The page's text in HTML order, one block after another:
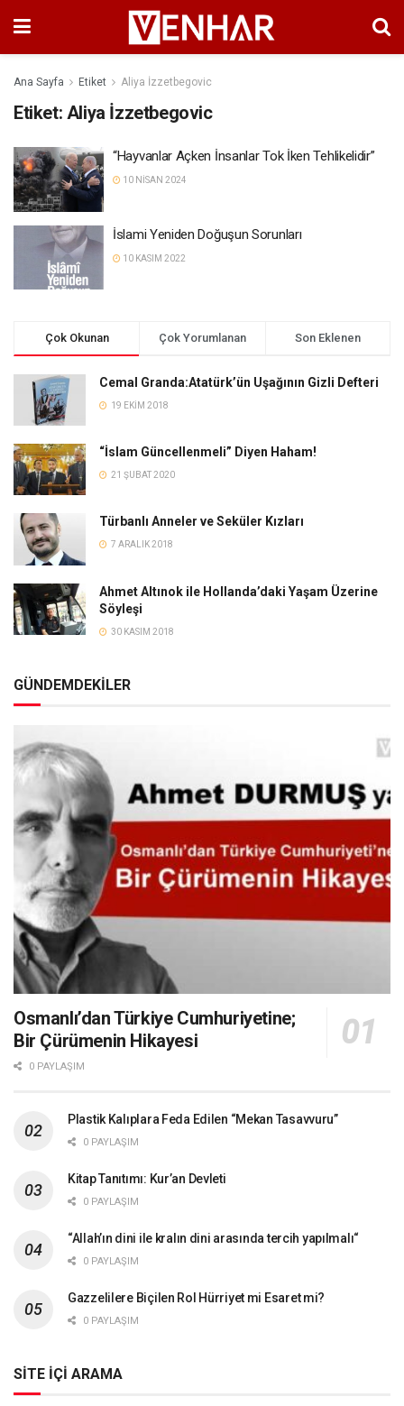
Ana Sayfa Etiket Aliya İzzetbegovic
Etiket: Aliya İzzetbegovic
“Hayvanlar Açken İnsanlar Tok İken Tehlikelidir”
10 NISAN 2024
İslami Yeniden Doğuşun Sorunları
10 KASIM 2022
Çok Okunan Çok Yorumlanan Son Eklenen
Cemal Granda:Atatürk’ün Uşağının Gizli Defteri
19 EKIM 2018
“İslam Güncellenmeli” Diyen Haham!
21 ŞUBAT 2020
Türbanlı Anneler ve Seküler Kızları
7 ARALIK 2018
Ahmet Altınok ile Hollanda’daki Yaşam Üzerine
Söyleşi
30 KASIM 2018
GÜNDEMDEKİLER
Osmanlı’dan Türkiye Cumhuriyetine;
Bir Çürümenin Hikayesi
0 PAYLAŞIM
Plastik Kalıplara Feda Edilen “Mekan Tasavvuru”
0 PAYLAŞIM
Kitap Tanıtımı: Kur’an Devleti
0 PAYLAŞIM
“Allah’ın dini ile kralın dini arasında tercih yapılmalı“
0 PAYLAŞIM
Gazzelilere Biçilen Rol Hürriyet mi Esaret mi?
0 PAYLAŞIM
SİTE İÇİ ARAMA